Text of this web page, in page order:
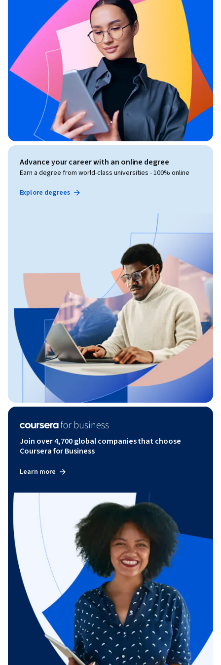
Advance your career with an online degree
Earn a degree from world-class universities - 100% online
Explore degrees
Join over 4,700 global companies that choose
Coursera for Business
Learn more